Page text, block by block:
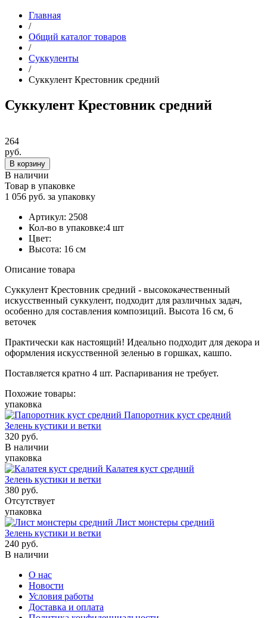
Главная
/
Общий каталог товаров
/
Суккуленты
/
Суккулент Крестовник средний
Суккулент Крестовник средний
264
руб.
В корзину
В наличии
Товар в упаковке
1 056 руб. за упаковку
Артикул: 2508
Кол-во в упаковке:4 шт
Цвет:
Высота: 16 см
Описание товара
Суккулент Крестовник средний - высококачественный
искусственный суккулент, подходит для различных задач,
особенно для составления композиций. Высота 16 см, 6
веточек
Практически как настоящий! Идеально подходит для декора и
оформления искусственной зеленью в горшках, кашпо.
Поставляется кратно 4 шт. Распаривания не требует.
Похожие товары:
упаковка
Папоротник куст средний
Зелень кустики и ветки
320 руб.
В наличии
упаковка
Калатея куст средний
Зелень кустики и ветки
380 руб.
Отсутствует
упаковка
Лист монстеры средний
Зелень кустики и ветки
240 руб.
В наличии
О нас
Новости
Условия работы
Доставка и оплата